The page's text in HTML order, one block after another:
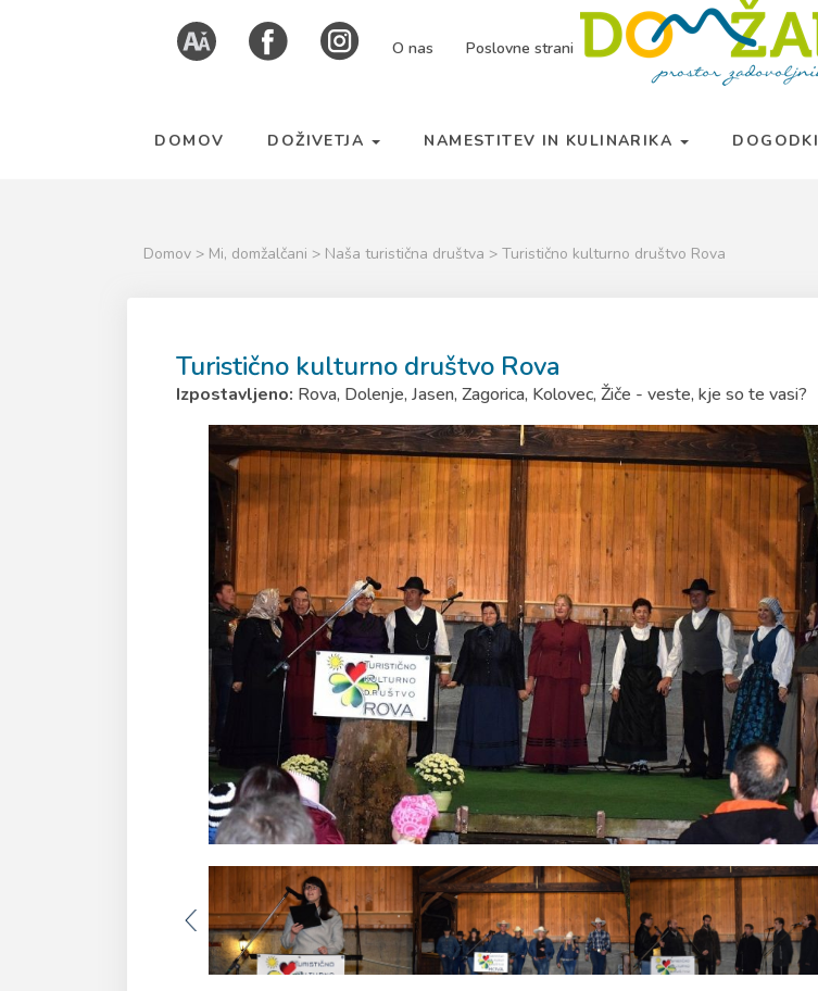
Skoči
Kazalo
strani
O nas Poslovne strani
DOMOV DOŽIVETJA NAMESTITEV IN KULINARIKA DOGODKI
Domov > Mi, domžalčani > Naša turistična društva > Turistično kulturno društvo Rova
Turistično kulturno društvo Rova
Izpostavljeno: Rova, Dolenje, Jasen, Zagorica, Kolovec, Žiče - veste, kje so te vasi?